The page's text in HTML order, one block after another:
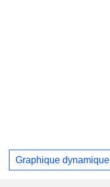
Graphique dynamique